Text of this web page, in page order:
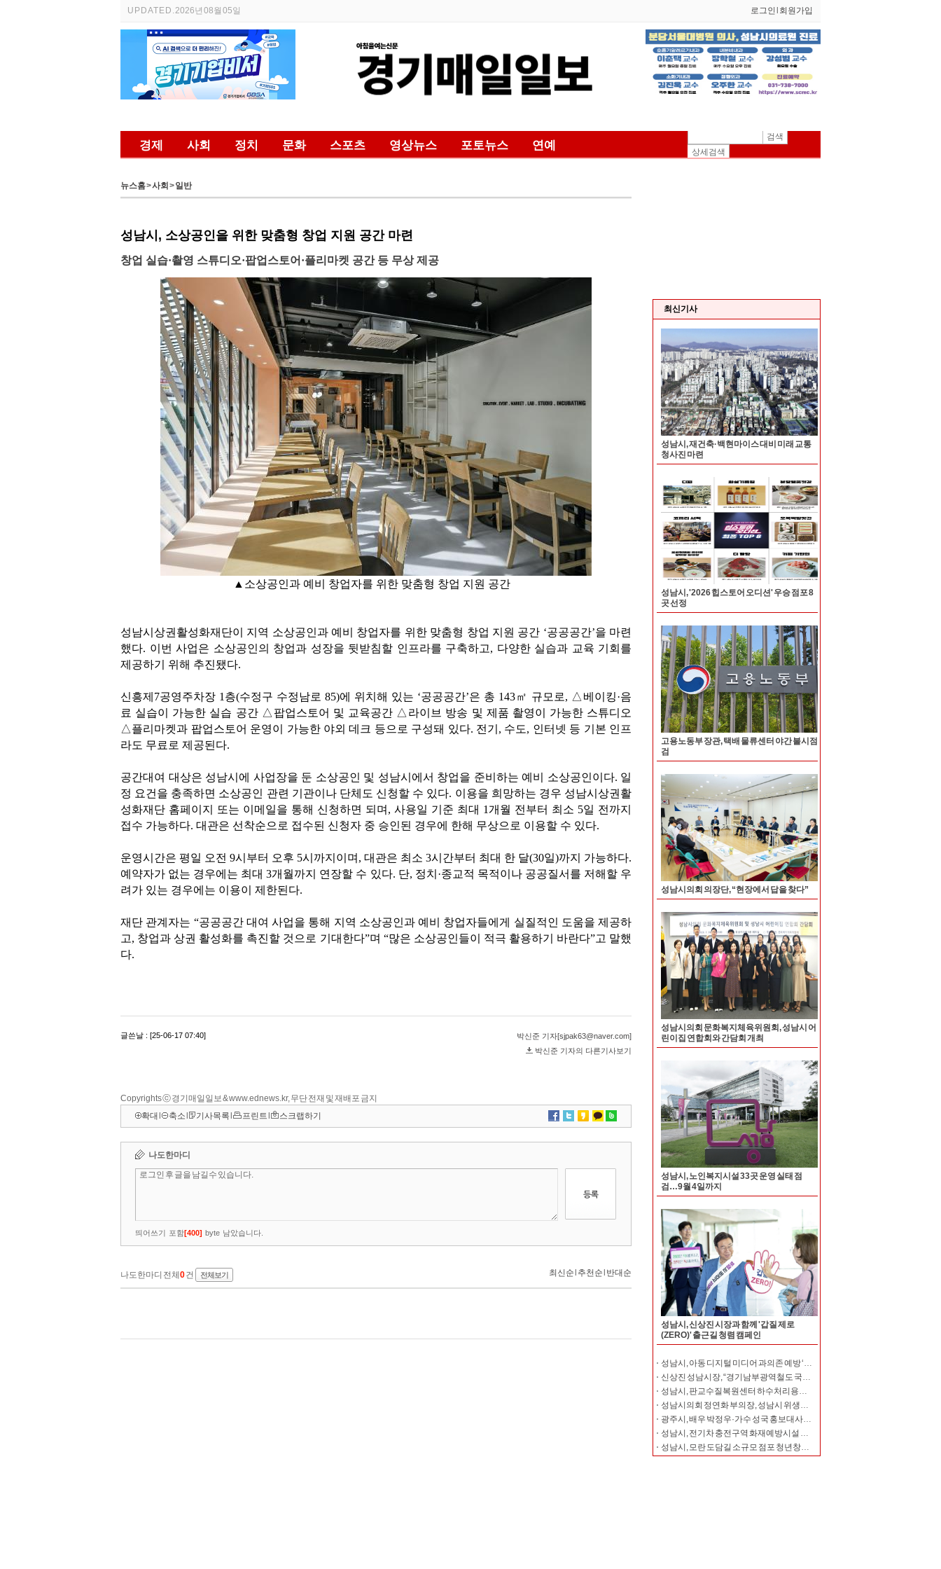
UPDATED.2026년 08월 05일 로그인 회원가입
검색
상세검색
경제 사회 정치 문화 스포츠 영상뉴스 포토뉴스 연예
뉴스홈>사회 >일반
Copyrights ⓒ 경기매일일보 & www.ednews.kr, 무단 전재 및 재배포 금지
확대
축소 기사목록 프린트 스크랩하기
최신기사
성남시, 재건축·백현마이스 대비 미래 교통
청사진 마련
성남시, '2026 힙스토어 오디션' 우승 점포 8
곳 선정
고용노동부 장관, 택배 물류센터 야간 불시점
검
성남시의회 의장단, “현장에서 답을 찾다”
성남시의회 문화복지체육위원회, 성남시 어
린이집 연합회와 간담회 개최
성남시, 노인복지시설 33곳 운영 실태 점
검…9월 4일까지
성남시, 신상진 시장과 함께 '갑질 제로
(ZERO)' 출근길 청렴 캠페인
성남시, 아동 디지털 미디어 과의존 예방 ‘디톡스’ 운영
신상진 성남시장, “경기남부광역철도 국가철도망 반영에 시정 역량 집중”
성남시, 판교수질복원센터 하수처리용량 하루 6만7000t으로 확대
성남시의회 정연화 부의장, 성남시 위생단체협의회와 간담회 개최
광주시, 배우 박정우·가수 성국 홍보대사로 위촉
성남시, 전기차 충전구역 화재예방시설 지원…5000만원 투입
성남시, 모란 도담길 소규모 점포 청년창업 39명 본격 지원